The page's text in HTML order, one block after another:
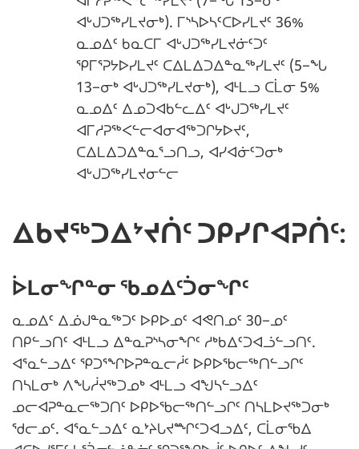
ᐊᒡᒍᑐᖅᓯᒪᔪᓂᒃ). ᒥᔅᓴᐅᓴᑦᑕᐅᓯᒪᔪᑦ 36%
ᓇᓄᐃᑦ ᑲᓇᑕᒥ ᐊᒡᒍᑐᖅᓯᒪᔪᓃᑦᑐᑦ
ᕿᒥᕐᕈᔭᐅᓯᒪᔪᑦ ᑕᐃᒪᐃᑐᐃᓐᓇᖅᓯᒪᔪᑦ (5−ᖓ
13−ᓂᒃ ᐊᒡᒍᑐᖅᓯᒪᔪᓂᒃ), ᐊᒻᒪᓗ ᑕᒫᓂ 5%
ᓇᓄᐃᑦ ᐃᓄᑐᐊᑲᓪᓚᐃᑦ ᐊᒡᒍᑐᖅᓯᒪᔪᑦ
ᐊᒥᓱᕈᖅᐸᓪᓕᐊᓂᐊᖅᑐᒋᔭᐅᔪᑦ,
ᑕᐃᒪᐃᑐᐃᓐᓇᕐᓗᑎᓗ, ᐊᓯᐊᓃᑦᑐᓂᒃ
ᐊᒡᒍᑐᖅᓯᒪᔪᓂᓪᓕ
ᐃᑲᔪᖅᑐᐃᔾᔪᑏᑦ ᑐᑭᓯᒋᐊᕈᑏᑦ:
ᐆᒪᓂᖏᓐᓂ ᖃᓄᐃᑦᑑᓂᖏᑦ
ᓇᓄᐃᑦ ᐃᓅᒍᓐᓇᖅᑐᑦ ᐅᑭᐅᓄᑦ ᐊᕙᑎᓄᑦ 30−ᓄᑦ
ᑎᑭᓪᓗᑎᑦ ᐊᒻᒪᓗ ᐃᓐᓇᕈᔅᓴᓂᖏᑦ ᓱᒃᑲᐃᑦᑐᐊᓘᓪᓗᑎᑦ.
ᐊᕐᓇᓪᓗᐃᑦ ᕿᑐᕐᖏᐅᕈᓐᓇᓕᓲᑦ ᐅᑭᐅᖃᓕᖅᑎᓪᓗᒋᑦ
ᑎᓴᒪᓂᒃ ᐱᖓᓲᔪᖅᑐᓄᒃ ᐊᒻᒪᓗ ᐊᖑᓴᓪᓗᐃᑦ
ᓄᓕᐊᕈᓐᓇᓕᖅᑐᑎᑦ ᐅᑭᐅᖃᓕᖅᑎᓪᓗᒋᑦ ᑎᓴᒪᐅᔪᖅᑐᓂᒃ
ᖁᓕᓄᑦ. ᐊᕐᓇᓪᓗᐃᑦ ᓇᔾᔨᒐᔪᙱᑦᑐᐊᓗᐃᑦ, ᑕᒫᓂᖃᐃ